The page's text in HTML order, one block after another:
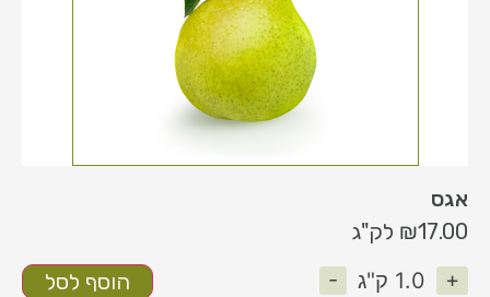
אגס
₪17.00
לק"ג
-
1.0 ק"ג + הוסף לסל